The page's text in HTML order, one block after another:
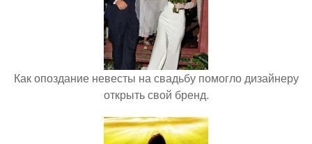
Как опоздание невесты на свадьбу помогло дизайнеру
открыть свой бренд.